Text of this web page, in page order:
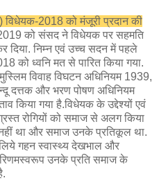
2018 को मंजूरी प्रदान की
को संसद ने विधेयक पर सहमति
दिया. निम्न एवं उच्च सदन में पहले
को ध्वनि मत से पारित किया गया.
विवाह विघटन अधिनियम 1939,
दत्तक और भरण पोषण अधिनियम
किया गया है.विधेयक के उद्देश्यों एवं
रोगियों को समाज से अलग किया
नहीं था और समाज उनके प्रतिकूल था.
लिये गहन स्वास्थ्य देखभाल और
उनके प्रति समाज के